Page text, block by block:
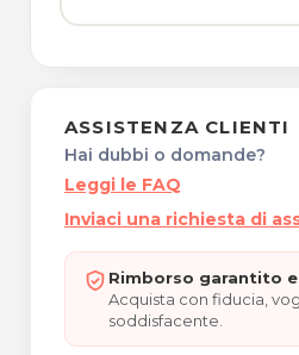
ASSISTENZA CLIENTI
Hai dubbi o domande?
Leggi le FAQ
Inviaci una richiesta di
Rimborso garantito
Acquista con fiducia,
soddisfacente.